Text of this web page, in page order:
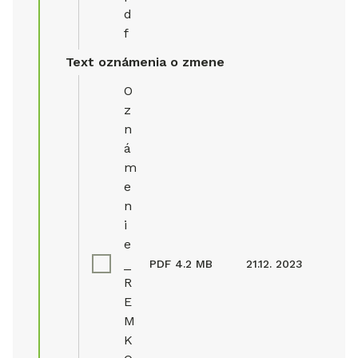
d
f
Text oznámenia o zmene
O
z
n
á
m
e
n
i
e
R
E
M
K
PDF 4.2 MB 21.12. 2023